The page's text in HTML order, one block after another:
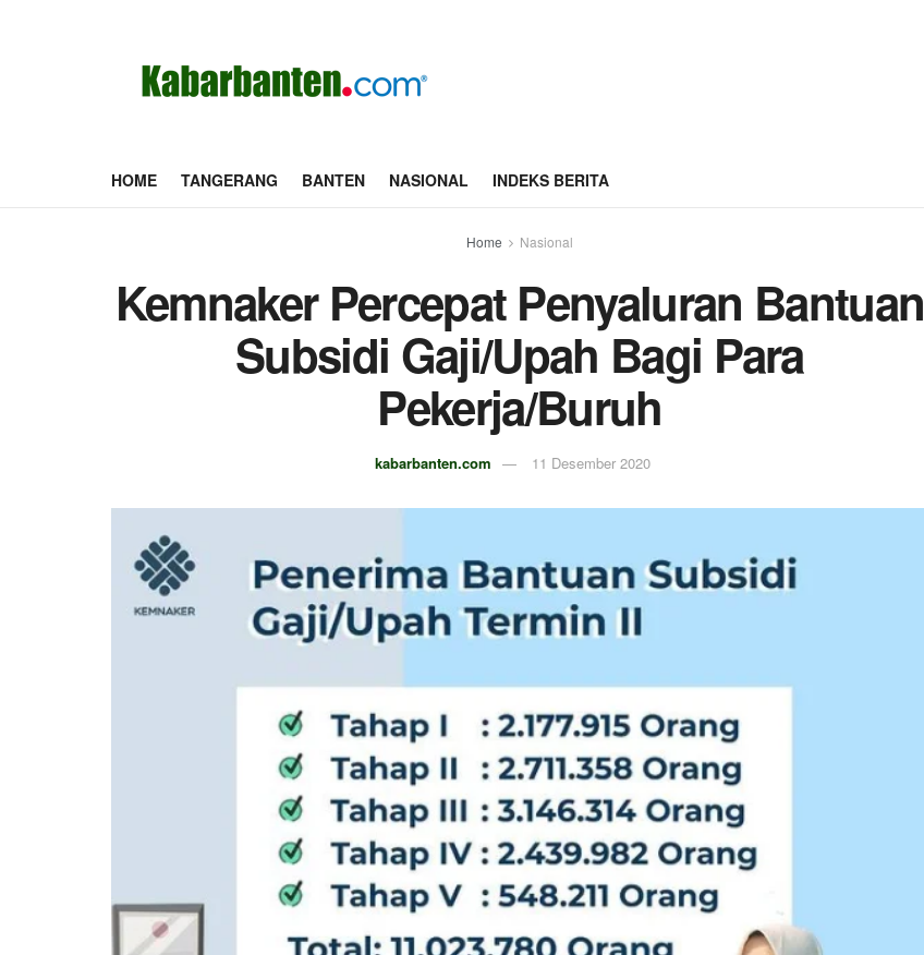
HOME TANGERANG BANTEN NASIONAL INDEKS BERITA
Home Nasional
Kemnaker Percepat Penyaluran Bantuan
Subsidi Gaji/Upah Bagi Para
Pekerja/Buruh
kabarbanten.com 11 Desember 2020